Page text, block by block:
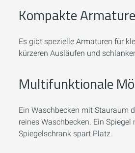
Kompakte
Es gibt spezielle Armaturen für
kürzeren Ausläufen und
Multifunktionale
Ein Waschbecken mit Stauraum
reines Waschbecken. Ein
Spiegelschrank spart Platz.